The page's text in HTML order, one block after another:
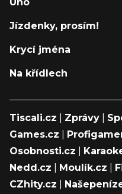
Jízdenky, prosím!
Krycí jména
Na křídlech
Tiscali.cz Zprávy
Games.cz
Osobnosti.cz
Nedd.cz
Moulík.cz
CZhity.cz